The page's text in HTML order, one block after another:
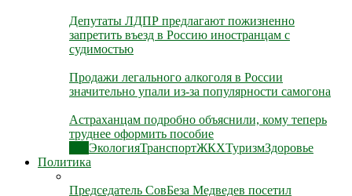
Депутаты ЛДПР предлагают пожизненно
запретить въезд в Россию иностранцам с
судимостью
Продажи легального алкоголя в России
значительно упали из-за популярности самогона
Астраханцам подробно объяснили, кому теперь
труднее оформить пособие
ЭкологияТранспортЖКХТуризмЗдоровье
Политика
Председатель СовБеза Медведев посетил